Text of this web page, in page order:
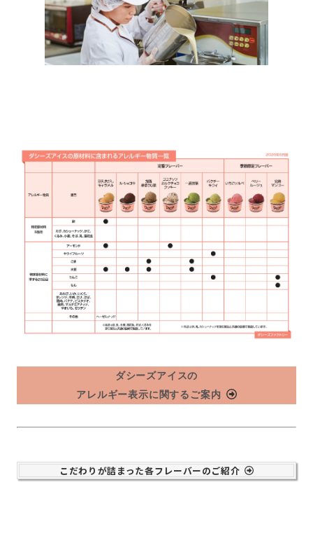
ダシーズアイスの
アレルギー表示に関するご案内
こだわりが詰まった各フレーバーのご紹介